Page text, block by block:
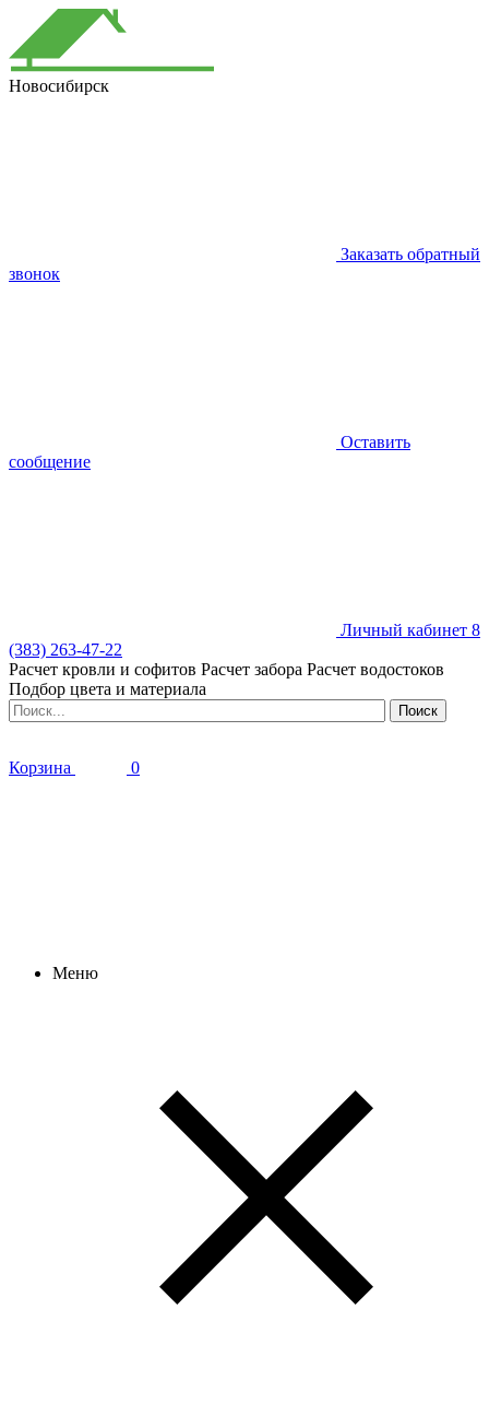
Новосибирск
Заказать обратный
звонок
Оставить
сообщение
Личный кабинет 8
(383) 263-47-22
Расчет кровли и софитов Расчет забора Расчет водостоков
Подбор цвета и материала
Корзина 0
Меню